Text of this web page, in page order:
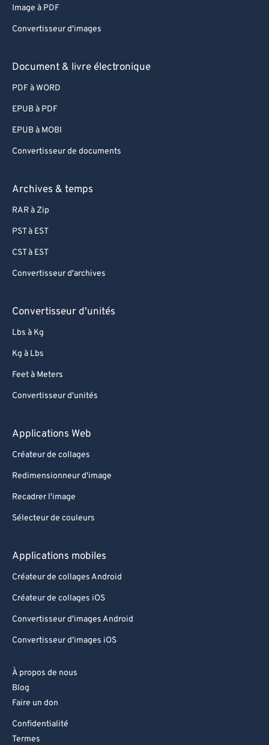
Image à PDF
Convertisseur d'images
Document & livre électronique
PDF à WORD
EPUB à PDF
EPUB à MOBI
Convertisseur de documents
Archives & temps
RAR à Zip
PST à EST
CST à EST
Convertisseur d'archives
Convertisseur d'unités
Lbs à Kg
Kg à Lbs
Feet à Meters
Convertisseur d'unités
Applications Web
Créateur de collages
Redimensionneur d'image
Recadrer l'image
Sélecteur de couleurs
Applications mobiles
Créateur de collages Android
Créateur de collages iOS
Convertisseur d'images Android
Convertisseur d'images iOS
À propos de nous
Blog
Faire un don
Confidentialité
Termes